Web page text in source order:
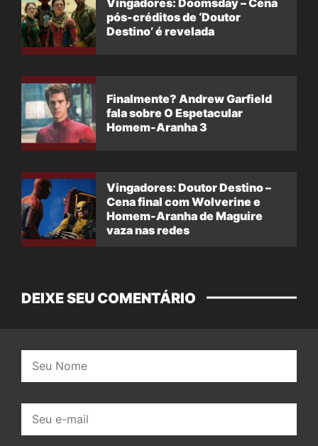
Vingadores: Doomsday – Cena
pós-créditos de ‘Doutor
Destino’ é revelada
Finalmente? Andrew Garfield
fala sobre O Espetacular
Homem-Aranha 3
Vingadores: Doutor Destino –
Cena final com Wolverine e
Homem-Aranha de Maguire
vaza nas redes
DEIXE SEU COMENTÁRIO
mail: